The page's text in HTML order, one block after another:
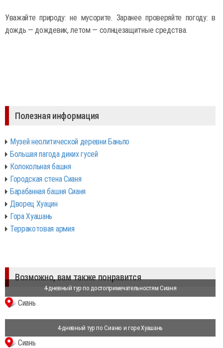
Уважайте природу: не мусорите. Заранее проверяйте погоду: в
дождь — дождевик, летом — солнцезащитные средства.
Полезная информация
Музей неолитической деревни Баньпо
Большая пагода диких гусей
Колокольная башня
Городская стена Сианя
Барабанная башня Сианя
Дворец Хуацин
Гора Хуашань
Терракотовая армия
Возможно, вам также понравится
4-дневный тур по достопримечательностям Сианя
Сиань
4-дневный тур по Сианю и горе Хуашань
Сиань